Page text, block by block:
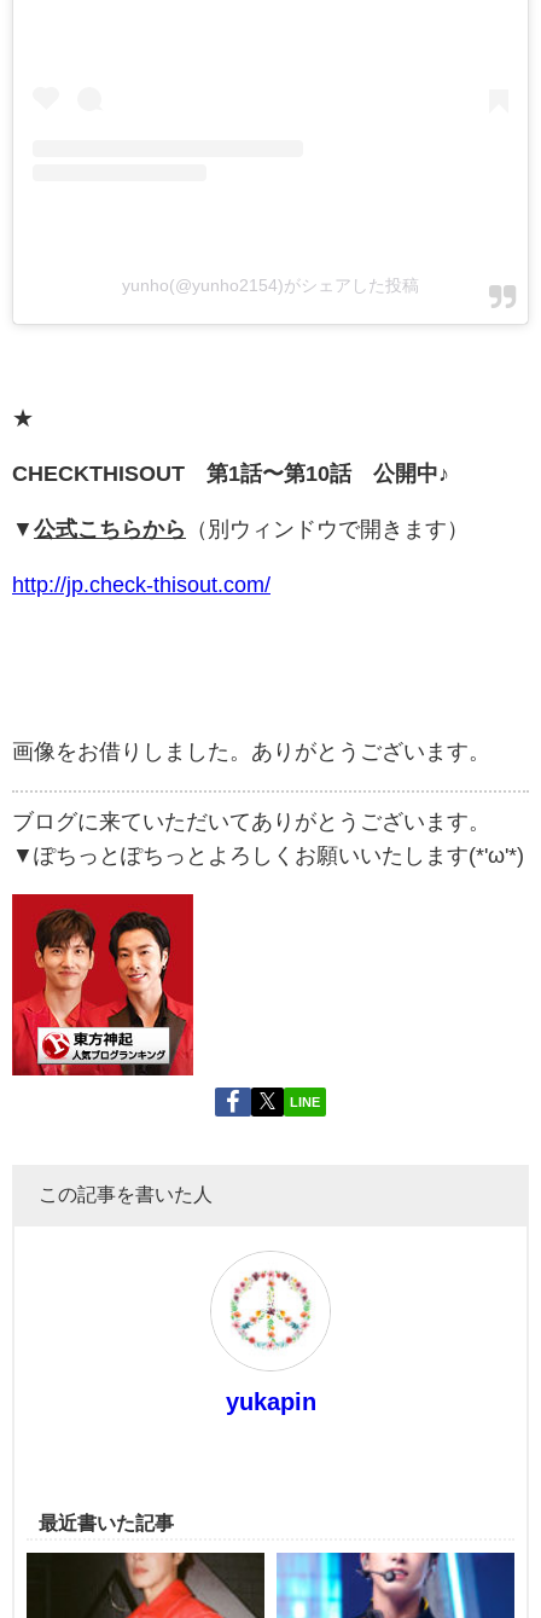
yunho(@yunho2154)がシェアした投稿
★
CHECKTHISOUT 第1話〜第10話 公開中♪
▼ 公式こちらから （別ウィンドウで開きます）
http://jp.check-thisout.com/
画像をお借りしました。ありがとうございます。
ブログに来ていただいてありがとうございます。
▼ぽちっとぽちっとよろしくお願いいたします(*'ω'*)
LINE
この記事を書いた人
yukapin
最近書いた記事